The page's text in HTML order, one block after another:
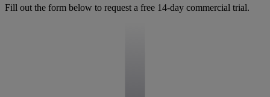
Fill out the form below to request a free 14-day commercial trial.